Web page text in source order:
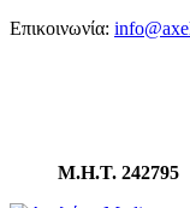
Επικοινωνία:
Μ.Η.Τ. 242795